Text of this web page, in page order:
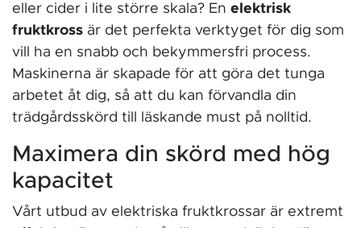
eller cider i lite större skala? En elektrisk
fruktkross är det perfekta verktyget för dig som
vill ha en snabb och bekymmersfri process.
Maskinerna är skapade för att göra det tunga
arbetet åt dig, så att du kan förvandla din
trädgårdsskörd till läskande must på nolltid.
Maximera din skörd med hög
kapacitet
Vårt utbud av elektriska fruktkrossar är extremt